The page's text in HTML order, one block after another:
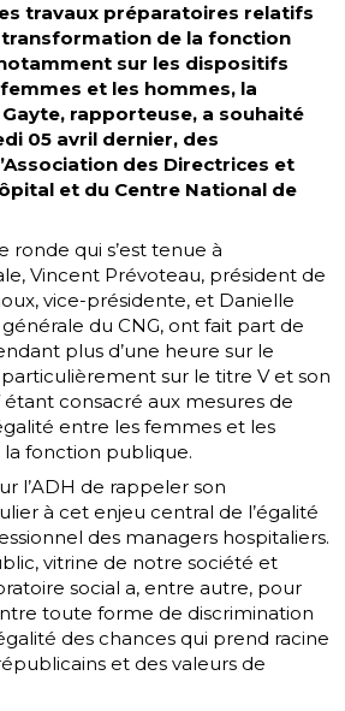
travaux préparatoires relatifs
de la fonction
sur les dispositifs
et les hommes, la
rapporteuse, a souhaité
05 avril dernier, des
des Directrices et
et du Centre National de
ronde qui s’est tenue à
Vincent Prévoteau, président de
vice-présidente, et Danielle
du CNG, ont fait part de
plus d’une heure sur le
sur le titre V et son
consacré aux mesures de
entre les femmes et les
fonction publique.
l’ADH de rappeler son
à cet enjeu central de l’égalité
des managers hospitaliers.
vitrine de notre société et
social a, entre autre, pour
toute forme de discrimination
des chances qui prend racine
et des valeurs de